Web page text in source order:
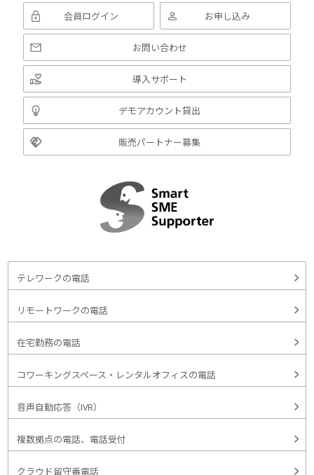
会員ログイン お申し込み
お問い合わせ
導入サポート
デモアカウント貸出
販売パートナー募集
テレワークの電話
リモートワークの電話
在宅勤務の電話
コワーキングスペース・レンタルオフィスの電話
音声自動応答（IVR）
複数拠点の電話、電話受付
クラウド留守番電話